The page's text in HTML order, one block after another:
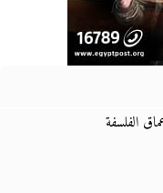
الفلسفة